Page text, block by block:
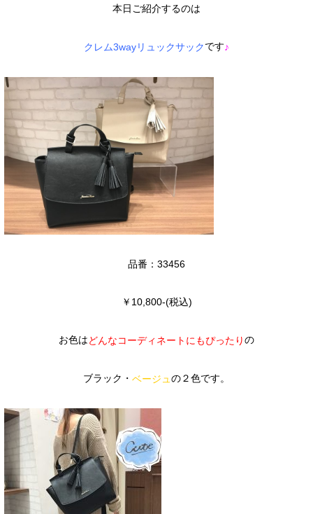
本日ご紹介するのは
クレム3wayリュックサックです♪
品番：33456
￥10,800-(税込)
お色はどんなコーディネートにもぴったりの
ブラック・ ベージュの２色です。